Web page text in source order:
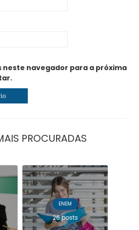
neste navegador para a próxima
PROCURADAS
ENEM
26 posts